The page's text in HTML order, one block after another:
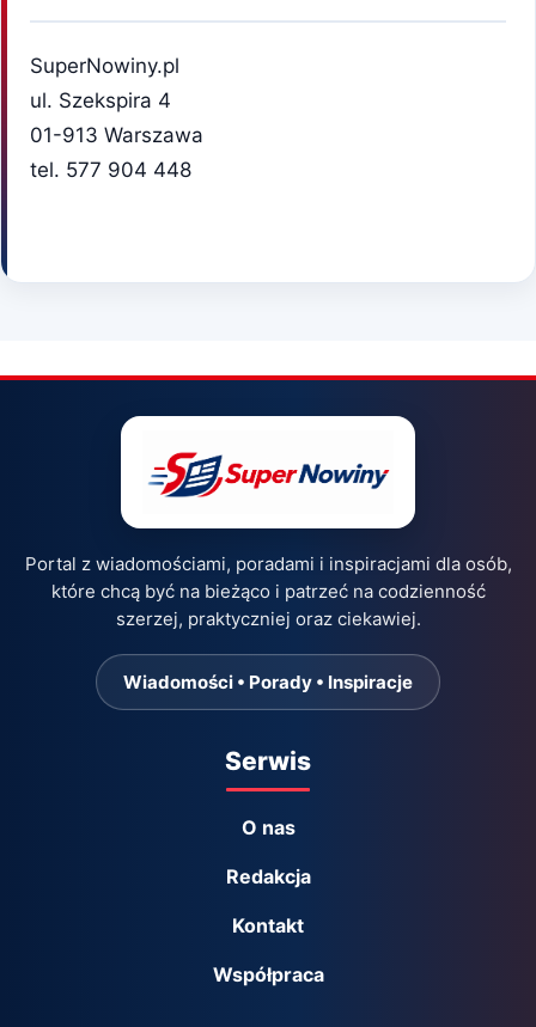
SuperNowiny.pl
ul. Szekspira 4
01-913 Warszawa
tel. 577 904 448
Portal z wiadomościami, poradami i inspiracjami dla osób,
które chcą być na bieżąco i patrzeć na codzienność
szerzej, praktyczniej oraz ciekawiej.
Wiadomości • Porady • Inspiracje
Serwis
O nas
Redakcja
Kontakt
Współpraca